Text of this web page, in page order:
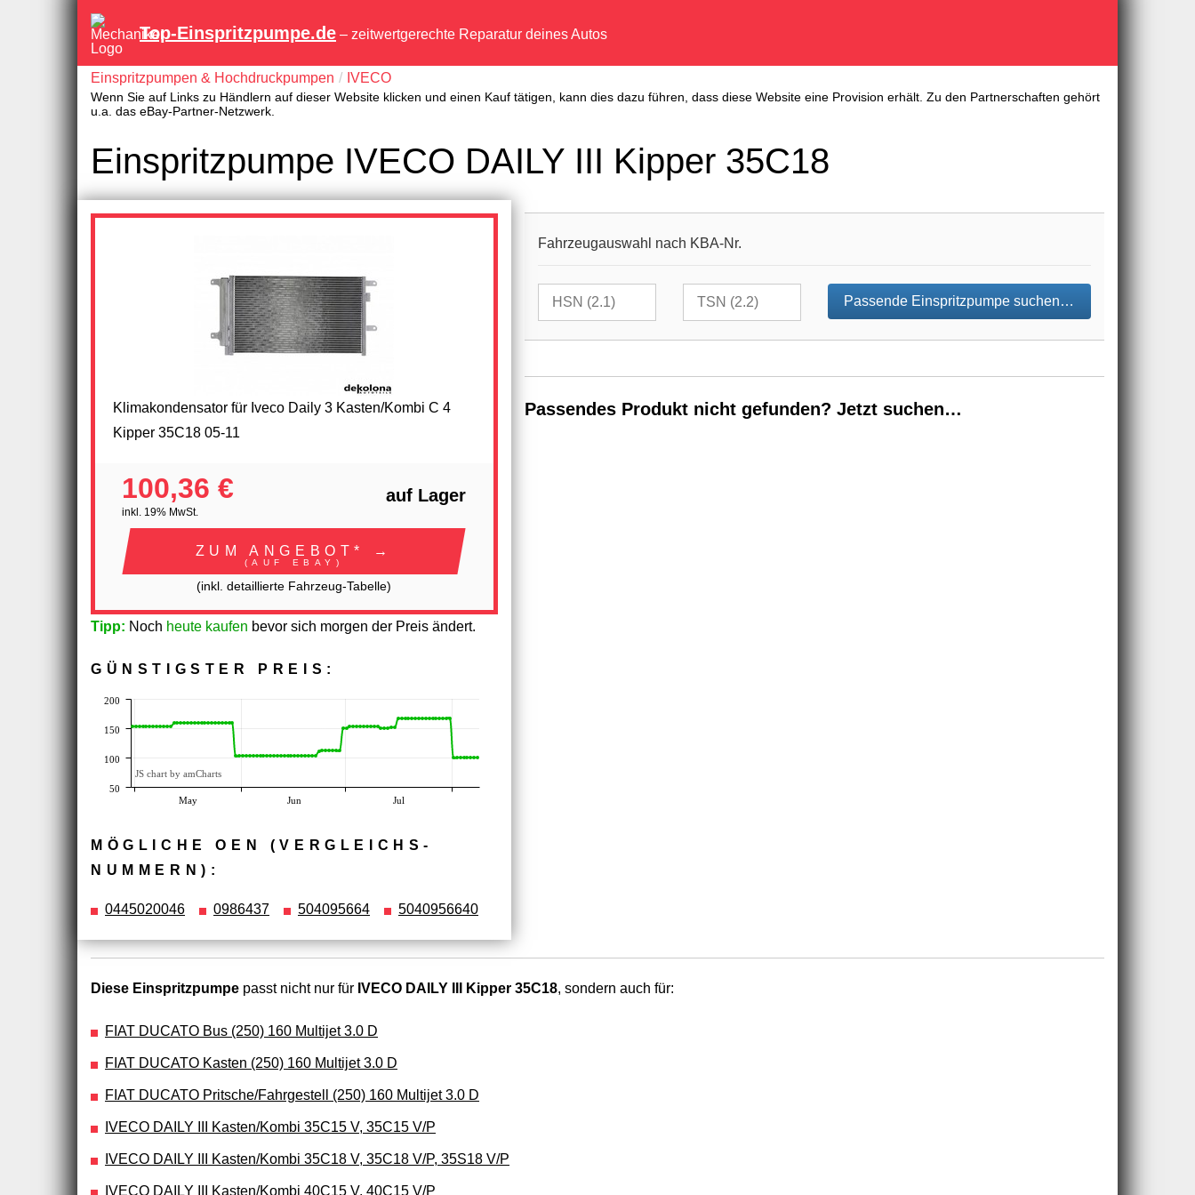
Top-Einspritzpumpe.de – zeitwertgerechte Reparatur deines Autos
Einspritzpumpen & Hochdruckpumpen IVECO
Wenn Sie auf Links zu Händlern auf dieser Website klicken und einen Kauf tätigen, kann dies dazu führen, dass diese Website eine Provision erhält. Zu den Partnerschaften gehört
u.a. das eBay-Partner-Netzwerk.
Einspritzpumpe IVECO DAILY III Kipper 35C18
Klimakondensator für Iveco Daily 3 Kasten/Kombi C 4
Kipper 35C18 05-11
100,36 €
inkl. 19% MwSt.
auf Lager
ZUM ANGEBOT* →
(AUF EBAY)
(inkl. detaillierte Fahrzeug-Tabelle)
Tipp: Noch heute kaufen bevor sich morgen der Preis ändert.
GÜNSTIGSTER PREIS:
May Jun Jul
50
100
150
200
JS chart by amCharts
MÖGLICHE OEN (VERGLEICHS­
NUMMERN):
0445020046 0986437 504095664 5040956640
Fahrzeugauswahl nach KBA-Nr.
Passende Einspritzpumpe suchen…
Passendes Produkt nicht gefunden? Jetzt suchen…
Diese Einspritzpumpe passt nicht nur für IVECO DAILY III Kipper 35C18, sondern auch für:
FIAT DUCATO Bus (250) 160 Multijet 3.0 D
FIAT DUCATO Kasten (250) 160 Multijet 3.0 D
FIAT DUCATO Pritsche/Fahrgestell (250) 160 Multijet 3.0 D
IVECO DAILY III Kasten/Kombi 35C15 V, 35C15 V/P
IVECO DAILY III Kasten/Kombi 35C18 V, 35C18 V/P, 35S18 V/P
IVECO DAILY III Kasten/Kombi 40C15 V, 40C15 V/P